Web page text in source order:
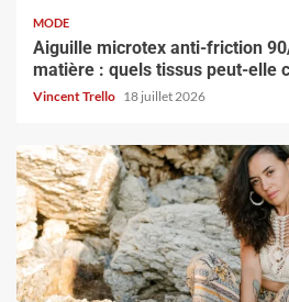
MODE
Aiguille microtex anti-friction
matière : quels tissus peut-elle
Vincent Trello 18 juillet 2026